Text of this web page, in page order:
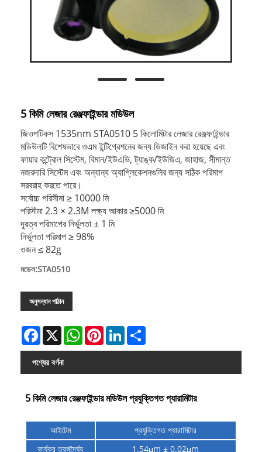
5 কিমি লেজার রেঞ্জফাইন্ডার মডিউল
জিওপটিকস 1535nm STA0510 5 কিলোমিটার লেজার রেঞ্জফাইন্ডার
মডিউলটি বিশেষভাবে ওএম ইন্টিগ্রেশনের জন্য ডিজাইন করা হয়েছে এবং
ফায়ার কন্ট্রোল সিস্টেম, বিমান/ইউএভি, ট্যাঙ্ক/ইউজিএ, জাহাজ, সীমান্ত
নজরদারি সিস্টেম এবং অন্যান্য অ্যাপ্লিকেশনগুলির জন্য সঠিক পরিমাপ
সরবরাহ করতে পারে।
সর্বোচ্চ পরিসীমা ≥ 10000 মি
পরিসীমা 2.3 × 2.3M লক্ষ্য আকার ≥5000 মি
দূরত্ব পরিমাপের নির্ভুলতা ± 1 মি
নির্ভুলতা পরিমাপ ≥ 98%
ওজন ≤ 82g
মডেল:STA0510
অনুসন্ধান পাঠান
Facebook
X WhatsAppPinterestLinkedIn
পণ্যের বর্ণনা
5 কিমি লেজার রেঞ্জফাইন্ডার মডিউল প্রযুক্তিগত প্যারামিটার
আইটেম
প্রযুক্তিগত প্যারামিটার
কার্যকর তরঙ্গদৈর্ঘ্য
1.54μm ± 0.02μm